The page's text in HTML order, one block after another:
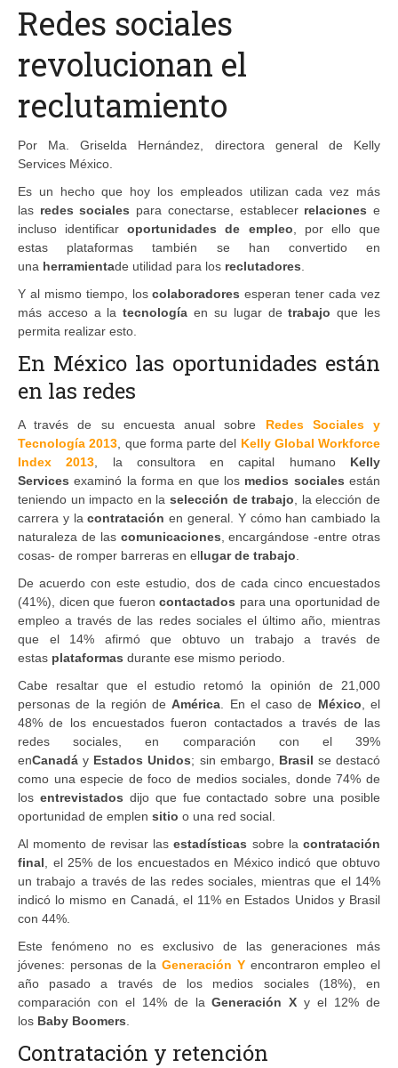
Redes sociales
revolucionan el
reclutamiento
Por Ma. Griselda Hernández, directora general de Kelly
Services México.
Es un hecho que hoy los empleados utilizan cada vez más
las redes sociales para conectarse, establecer relacionese
incluso identificaroportunidades de empleo , por ello que
estas plataformas también se han convertido en
una herramientade utilidad para los reclutadores
Y al mismo tiempo, loscolaboradoresesperan tener cada vez
más acceso a latecnologíaen su lugar detrabajoque les
permita realizar esto.
En México las oportunidades están
en las redes
A través de su encuesta anual sobre Redes Sociales y
Tecnología 2013 , que forma parte del Kelly Global Workforce
Index 2013 , la consultora en capital humanoKelly
Services examinó la forma en que los medios socialesestán
teniendo un impacto en la selección de trabajo , la elección de
carrera y lacontratación en general. Y cómo han cambiado la
naturaleza de las comunicaciones , encargándose -entre otras
cosas- de romper barreras en ellugar de trabajo
De acuerdo con este estudio, dos de cada cinco encuestados
(41%), dicen que fueron contactados para una oportunidad de
empleo a través de las redes sociales el último año, mientras
que el 14% afirmó que obtuvo un trabajo a través de
estas plataformas durante ese mismo periodo.
Cabe resaltar que el estudio retomó la opinión de 21,000
personas de la región deAmérica . En el caso de México , el
48% de los encuestados fueron contactados a través de las
redes sociales, en comparación con el 39%
enCanadá y Estados Unidos; sin embargo, Brasil se destacó
como una especie de foco de medios sociales, donde 74% de
los entrevistados dijo que fue contactado sobre una posible
oportunidad de emplen sitio o una red social.
Al momento de revisar lasestadísticas sobre la contratación
final , el 25% de los encuestados en México indicó que obtuvo
un trabajo a través de las redes sociales, mientras que el 14%
indicó lo mismo en Canadá, el 11% en Estados Unidos y Brasil
con 44%.
Este fenómeno no es exclusivo de las generaciones más
jóvenes: personas de la Generación Yencontraron empleo el
año pasado a través de los medios sociales (18%), en
comparación con el 14% de laGeneración X y el 12% de
los Baby Boomers
Contratación y retención